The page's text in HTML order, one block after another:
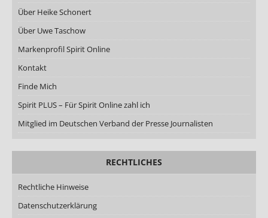
Über Heike Schonert
Über Uwe Taschow
Markenprofil Spirit Online
Kontakt
Finde Mich
Spirit PLUS – Für Spirit Online zahl ich
Mitglied im Deutschen Verband der Presse Journalisten
RECHTLICHES
Rechtliche Hinweise
Datenschutzerklärung